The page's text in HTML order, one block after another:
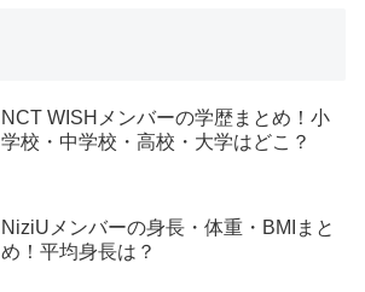
NCT WISHメンバーの学歴まとめ！小
学校・中学校・高校・大学はどこ？
NiziUメンバーの身長・体重・BMIまと
め！平均身長は？